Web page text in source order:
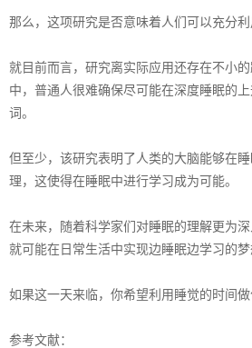
那么，这项研究是否意味着人们可以充分利
就目前而言，研究离实际应用还存在不小
中，普通人很难确保尽可能在深度睡眠的
词。
但至少，该研究表明了人类的大脑能够在
理，这使得在睡眠中进行学习成为可能。
在未来，随着科学家们对睡眠的理解更为
就可能在日常生活中实现边睡眠边学习的梦
如果这一天来临，你希望利用睡觉的时间做
参考文献：